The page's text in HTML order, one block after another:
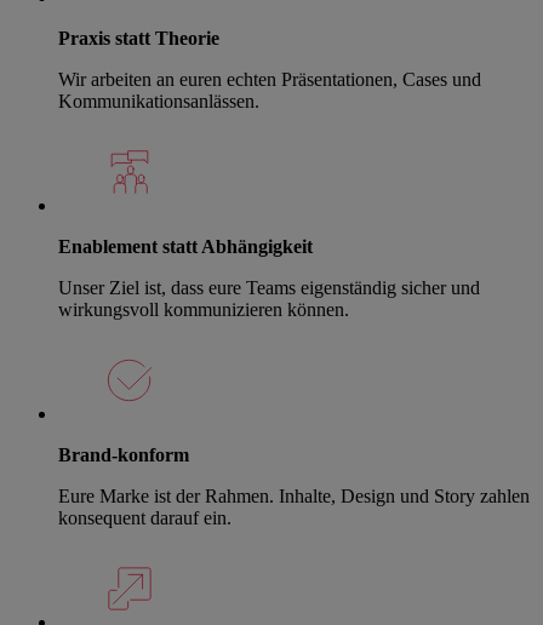
Praxis statt Theorie
Wir arbeiten an euren echten Präsentationen, Cases und
Kommunikationsanlässen.
Enablement statt Abhängigkeit
Unser Ziel ist, dass eure Teams eigenständig sicher und
wirkungsvoll kommunizieren können.
Brand-konform
Eure Marke ist der Rahmen. Inhalte, Design und Story zahlen
konsequent darauf ein.